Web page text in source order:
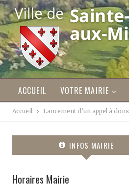
ACCUEIL VOTRE MAIRIE
Accueil Lancement d’un appel à dons
INFOS MAIRIE
Horaires Mairie